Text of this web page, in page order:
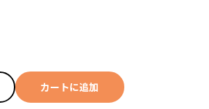
カートに追加